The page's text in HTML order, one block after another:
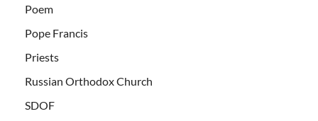
Poem
Pope Francis
Priests
Russian Orthodox Church
SDOF